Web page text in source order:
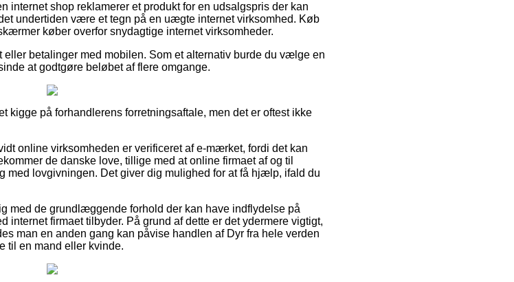
internet shop reklamerer et produkt for en udsalgspris der kan
undertiden være et tegn på en uægte internet virksomhed. Køb
køber overfor snydagtige internet virksomheder.
betalinger med mobilen. Som et alternativ burde du vælge en
at godtgøre beløbet af flere omgange.
kigge på forhandlerens forretningsaftale, men det er oftest ikke
online virksomheden er verificeret af e-mærket, fordi det kan
de danske love, tillige med at online firmaet af og til
med lovgivningen. Det giver dig mulighed for at få hjælp, ifald du
med de grundlæggende forhold der kan have indflydelse på
internet firmaet tilbyder. På grund af dette er det ydermere vigtigt,
man en anden gang kan påvise handlen af Dyr fra hele verden
til en mand eller kvinde.